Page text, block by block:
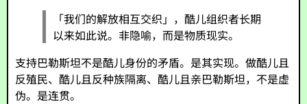
「我们的解放相互交织」，酷儿组织者长期
以来如此说。非隐喻，而是物质现实。
支持巴勒斯坦不是酷儿身份的矛盾。是其实现。做酷儿且
反殖民、酷儿且反种族隔离、酷儿且亲巴勒斯坦，不是虚
伪。是连贯。